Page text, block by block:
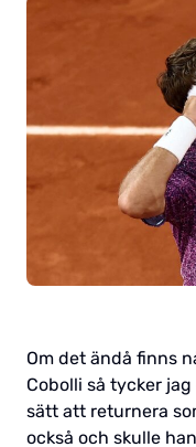
Om det ändå finns
Cobolli så tycker
sätt att returnera
också och skulle